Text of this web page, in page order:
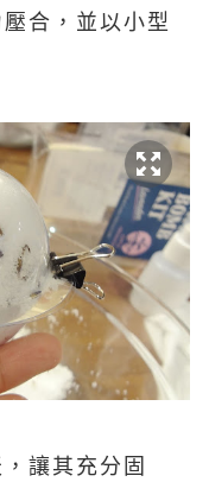
合，並以小型
讓其充分固